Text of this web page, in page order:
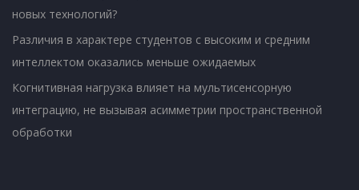
новых технологий?
Различия в характере студентов с высоким и средним
интеллектом оказались меньше ожидаемых
Когнитивная нагрузка влияет на мультисенсорную
интеграцию, не вызывая асимметрии пространственной
обработки